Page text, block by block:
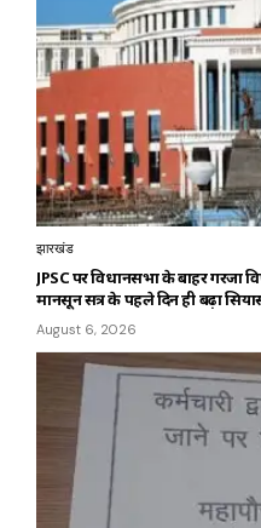
झारखंड
JPSC पर विधानसभा के बाहर गरजा
मानसून सत्र के पहले दिन ही बढ़ा
August 6, 2026